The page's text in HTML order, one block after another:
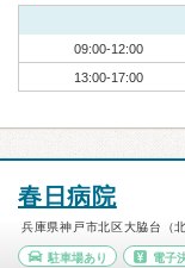
09:00-12:00
13:00-17:00
春日病院
兵庫県神戸市北区大脇台（
駐車場あり 電子